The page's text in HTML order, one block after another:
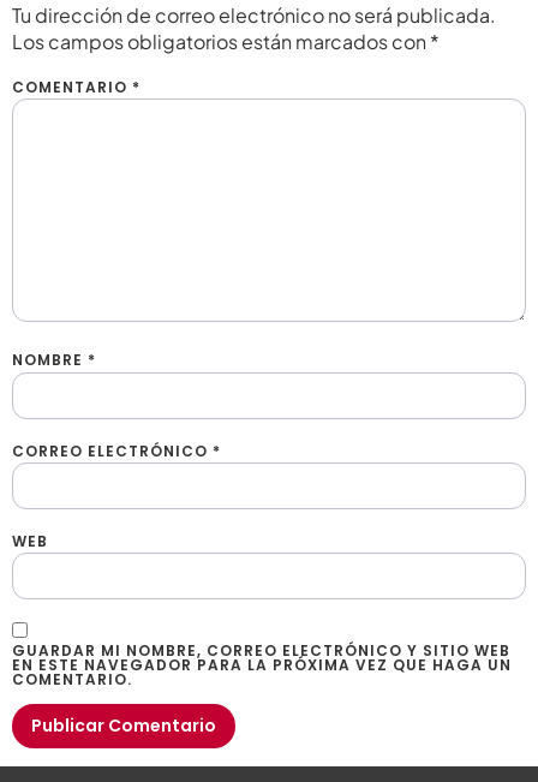
Tu dirección de correo electrónico no será publicada.
Los campos obligatorios están marcados con *
COMENTARIO *
NOMBRE *
CORREO ELECTRÓNICO *
WEB
GUARDAR MI NOMBRE, CORREO ELECTRÓNICO Y SITIO WEB
EN ESTE NAVEGADOR PARA LA PRÓXIMA VEZ QUE HAGA UN
COMENTARIO.